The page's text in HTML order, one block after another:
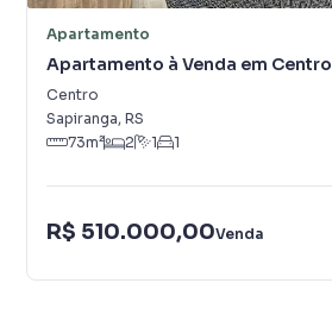
Apartamento
Apartamento à Venda em Centro
Centro
Sapiranga, RS
73m² 2 1 1
R$ 510.000,00Venda